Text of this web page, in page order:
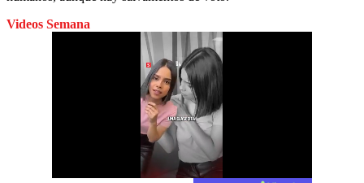
Videos Semana